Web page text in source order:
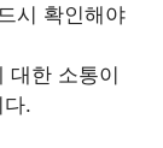
시 확인해야
대한 소통이
.